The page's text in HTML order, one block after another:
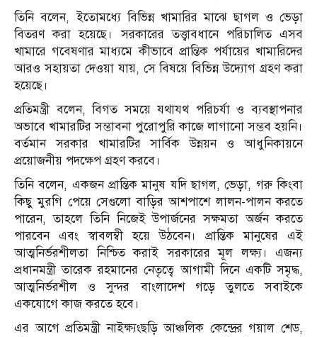
তিনি বলেন, ইতোমধ্যে বিভিন্ন খামারির মাঝে ছাগল ও ভেড়া
বিতরণ করা হয়েছে। সরকারের তত্ত্বাবধানে পরিচালিত এসব
খামারে গবেষণার মাধ্যমে কীভাবে প্রান্তিক পর্যায়ের খামারিদের
আরও সহায়তা দেওয়া যায়, সে বিষয়ে বিভিন্ন উদ্যোগ গ্রহণ করা
হয়েছে।
প্রতিমন্ত্রী বলেন, বিগত সময়ে যথাযথ পরিচর্যা ও ব্যবস্থাপনার
অভাবে খামারটির সম্ভাবনা পুরোপুরি কাজে লাগানো সম্ভব হয়নি।
বর্তমান সরকার খামারটির সার্বিক উন্নয়ন ও আধুনিকায়নে
প্রয়োজনীয় পদক্ষেপ গ্রহণ করবে।
তিনি বলেন, একজন প্রান্তিক মানুষ যদি ছাগল, ভেড়া, গরু কিংবা
কিছু মুরগি পেয়ে সেগুলো বাড়ির আশপাশে লালন-পালন করতে
পারেন, তাহলে তিনি নিজেই উপার্জনের সক্ষমতা অর্জন করতে
পারবেন এবং স্বাবলম্বী হয়ে উঠবেন। প্রান্তিক মানুষের এই
আত্মনির্ভরশীলতা নিশ্চিত করাই সরকারের মূল লক্ষ্য। এজন্য
প্রধানমন্ত্রী তারেক রহমানের নেতৃত্বে আগামী দিনে একটি সমৃদ্ধ,
আত্মনির্ভরশীল ও সুন্দর বাংলাদেশ গড়ে তুলতে সবাইকে
একযোগে কাজ করতে হবে।
এর আগে প্রতিমন্ত্রী নাইক্ষ্যংছড়ি আঞ্চলিক কেন্দ্রের গয়াল শেড,